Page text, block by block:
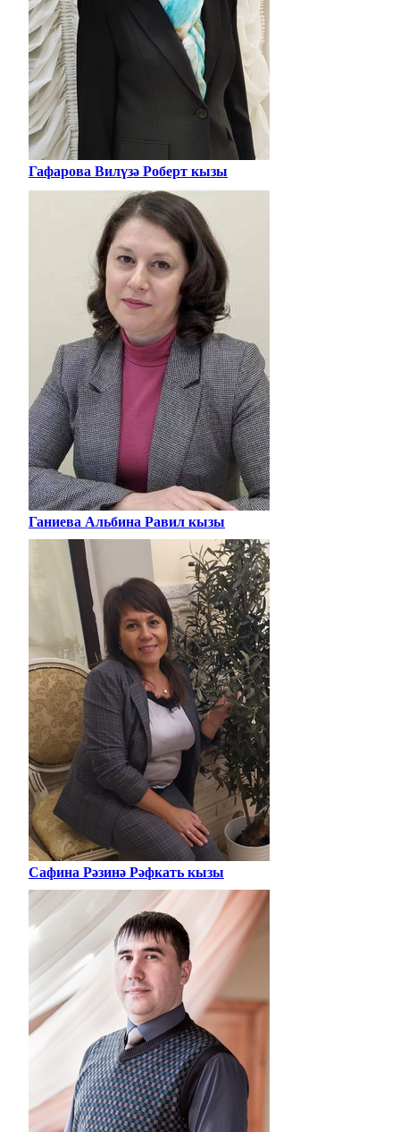
Гафарова Вилүзә Роберт кызы
Ганиева Альбина Равил кызы
Сафина Рәзинә Рәфкать кызы